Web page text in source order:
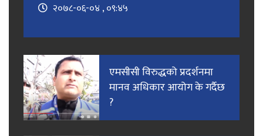
२०७८-०६-०४ , ०९:४५
एमसीसी विरुद्धको प्रदर्शनमा
मानव अधिकार आयोग के गर्दैछ
?